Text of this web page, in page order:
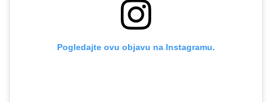
Pogledajte ovu objavu na Instagramu.